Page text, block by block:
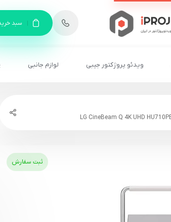
8
سبد
ویدئو پروژکتور جیبی لوازم جانبی
ثبت سفارش